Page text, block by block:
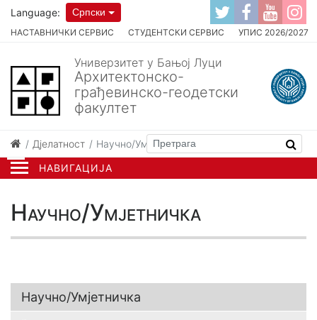
НАВИГАЦИЈА
НАСТАВНИЧКИ СЕРВИС СТУДЕНТСКИ СЕРВИС УПИС 2026/2027
Language: Српски
Универзитет у Бањој Луци
Архитектонско-
грађевинско-геодетски
факултет
Дјелатност Научно/Умјетничка
Научно/Умјетничка
Научно/Умјетничка